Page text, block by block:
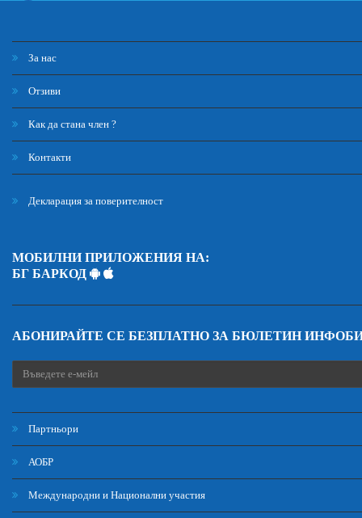
За нас
Отзиви
Как да стана член ?
Контакти
Декларация за поверителност
МОБИЛНИ ПРИЛОЖЕНИЯ НА:
БГ БАРКОД
АБОНИРАЙТЕ СЕ БЕЗПЛАТНО ЗА БЮЛЕТИН
Партньори
АОБР
Международни и Национални участия